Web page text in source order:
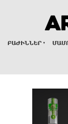
ԲԱԺԻՆՆԵՐ